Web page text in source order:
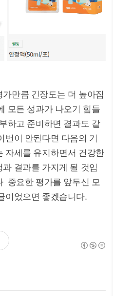
만큼 긴장도는 더 높아집
모든 성과가 나오기 힘들
하고 준비하면 결과도 같
이 안된다면 다음의 기
자세를 유지하면서 건강한
결과를 가지게 될 것입
중요한 평가를 앞두신 모
이었으면 좋겠습니다.